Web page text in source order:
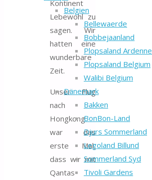
Belgien
Bellewaerde
Bobbejaanland
Plopsaland
Plopsaland Belgium
Walibi Belgium
Dänemark
Bakken
BonBon-Land
Djurs Sommerland
Legoland Billund
Sommerland Syd
Tivoli Gardens
Kontinent
Lebewohl zu
sagen. Wir
hatten eine
wunderbare
Zeit.
Unser Flug
nach
Hongkong
war das
erste Mal,
dass wir mit
Qantas